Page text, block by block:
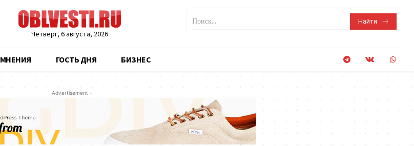
Четверг, 6 августа, 2026
Поиск... Найти
МНЕНИЯ ГОСТЬ ДНЯ БИЗНЕС
- Advertisement -